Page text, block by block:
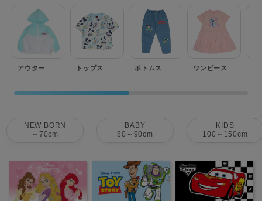
アウター トップス ボトムス ワンピース
NEW BORN
～70cm
BABY
80～90cm
KIDS
100～150cm